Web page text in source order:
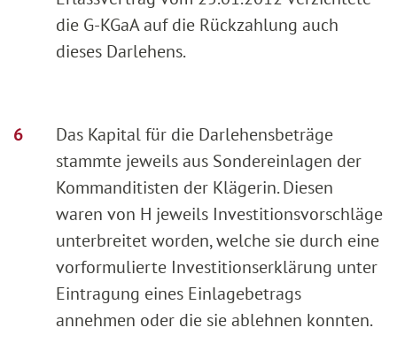
die G-KGaA auf die Rückzahlung auch
dieses Darlehens.
Das Kapital für die Darlehensbeträge
stammte jeweils aus Sondereinlagen der
Kommanditisten der Klägerin. Diesen
waren von H jeweils Investitionsvorschläge
unterbreitet worden, welche sie durch eine
vorformulierte Investitionserklärung unter
Eintragung eines Einlagebetrags
annehmen oder die sie ablehnen konnten.